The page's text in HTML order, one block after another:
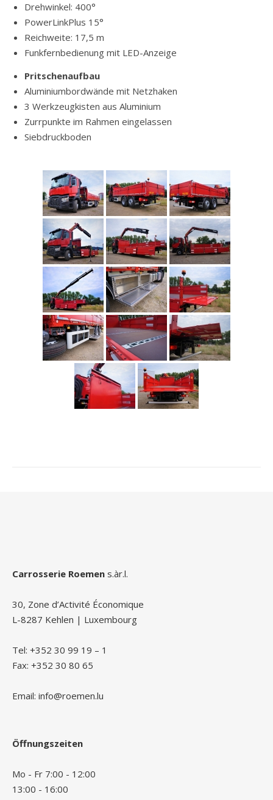
Drehwinkel: 400°
PowerLinkPlus 15°
Reichweite: 17,5 m
Funkfernbedienung mit LED-Anzeige
Pritschenaufbau
Aluminiumbordwände mit Netzhaken
3 Werkzeugkisten aus Aluminium
Zurrpunkte im Rahmen eingelassen
Siebdruckboden
Carrosserie Roemen s.àr.l.
30, Zone d’Activité Économique
L-8287 Kehlen | Luxembourg
Tel: +352 30 99 19 – 1
Fax: +352 30 80 65
Email: info@roemen.lu
Öffnungszeiten
Mo - Fr 7:00 - 12:00
13:00 - 16:00